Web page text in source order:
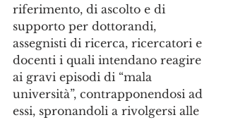
riferimento, di ascolto e di
supporto per dottorandi,
assegnisti di ricerca, ricercatori e
docenti i quali intendano reagire
ai gravi episodi di “mala
università”, contrapponendosi ad
essi, spronandoli a rivolgersi alle